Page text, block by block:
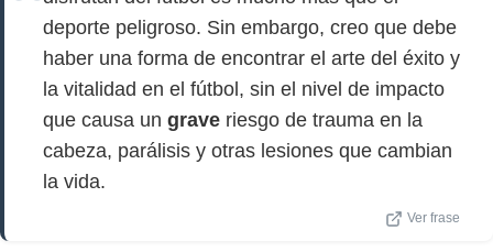
deporte peligroso. Sin embargo, creo que debe
haber una forma de encontrar el arte del éxito y
la vitalidad en el fútbol, ​​sin el nivel de impacto
que causa un grave riesgo de trauma en la
cabeza, parálisis y otras lesiones que cambian
la vida.
Ver frase